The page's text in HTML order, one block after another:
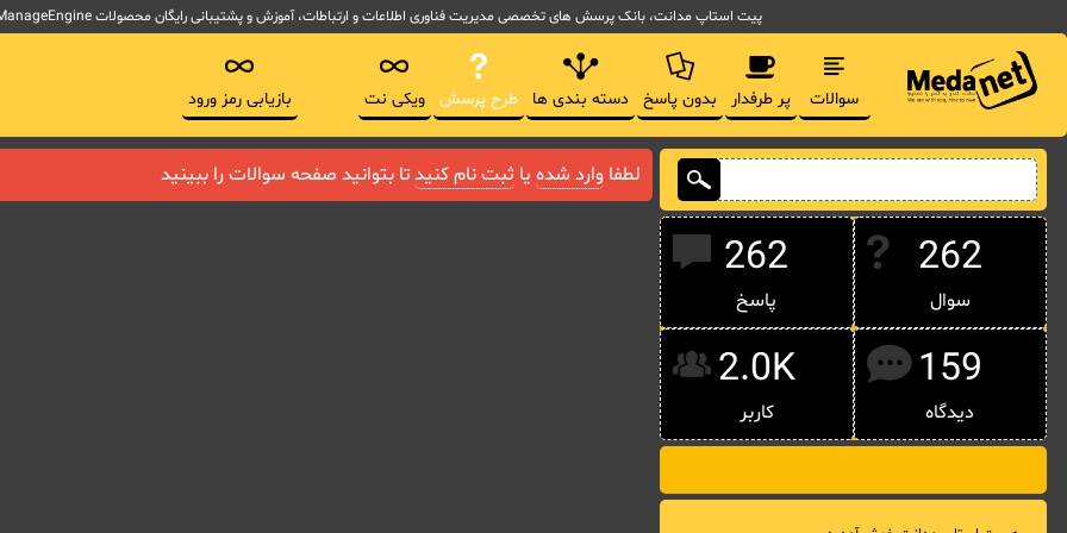
پیت استاپ مدانت، بانک پرسش های تخصصی مدیریت فناوری اطلاعات و ارتباطات، آموزش و پشتیبانی رایگان محصولات ManageEngine آموزش ITSM و ابزارهای پیاده سازی ITIL
سوالات پر طرفدار بدون پاسخ دسته بندی ها طرح پرسش ویکی نت بازیابی رمز ورود
لطفا وارد شدهیا ثبت نام کنیدتا بتوانید صفحه سوالات را ببینید
262
سوال
262
پاسخ
159
دیدگاه
2.0K
کاربر